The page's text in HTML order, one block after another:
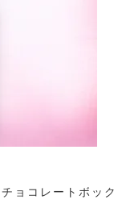
ョコレートボック